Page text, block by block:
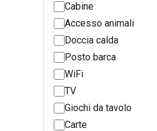
Cabine
Accesso animali
Doccia calda
Posto barca
WiFi
TV
Giochi da tavolo
Carte